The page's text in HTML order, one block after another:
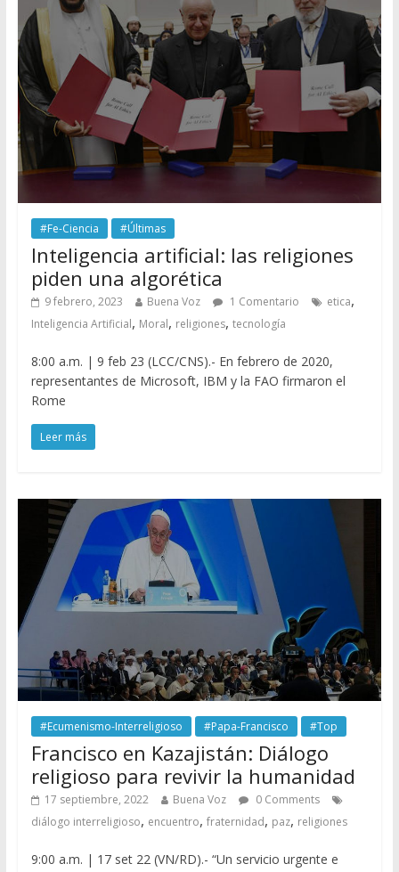
#Fe-Ciencia #Últimas
Inteligencia artificial: las religiones
piden una algorética
9 febrero, 2023 Buena Voz 1 Comentario etica,
Inteligencia Artificial, Moral, religiones, tecnología
8:00 a.m. | 9 feb 23 (LCC/CNS).- En febrero de 2020,
representantes de Microsoft, IBM y la FAO firmaron el
Rome
Leer más
#Ecumenismo-Interreligioso #Papa-Francisco #Top
Francisco en Kazajistán: Diálogo
religioso para revivir la humanidad
17 septiembre, 2022 Buena Voz
0 Comments
diálogo interreligioso, encuentro, fraternidad, paz, religiones
9:00 a.m. | 17 set 22 (VN/RD).- “Un servicio urgente e